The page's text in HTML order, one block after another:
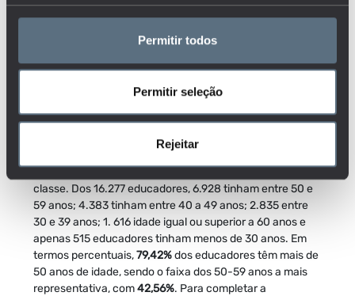
Permitir todos
Permitir seleção
Rejeitar
O indicador relativo à idade dos docentes do pré-escolar
classe. Dos 16.277 educadores, 6.928 tinham entre 50 e
59 anos; 4.383 tinham entre 40 a 49 anos; 2.835 entre
30 e 39 anos; 1. 616 idade igual ou superior a 60 anos e
apenas 515 educadores tinham menos de 30 anos. Em
termos percentuais,79,42%dos educadores têm mais de
50 anos de idade, sendo o faixa dos 50-59 anos a mais
representativa, com42,56%. Para completar a